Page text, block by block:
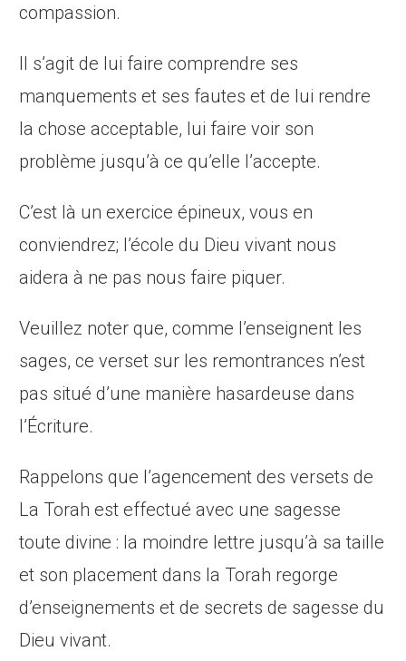
compassion.
Il s’agit de lui faire comprendre ses
manquements et ses fautes et de lui rendre
la chose acceptable, lui faire voir son
problème jusqu’à ce qu’elle l’accepte.
C’est là un exercice épineux, vous en
conviendrez; l’école du Dieu vivant nous
aidera à ne pas nous faire piquer.
Veuillez noter que, comme l’enseignent les
sages, ce verset sur les remontrances n’est
pas situé d’une manière hasardeuse dans
l’Écriture.
Rappelons que l’agencement des versets de
La Torah est effectué avec une sagesse
toute divine : la moindre lettre jusqu’à sa taille
et son placement dans la Torah regorge
d’enseignements et de secrets de sagesse du
Dieu vivant.